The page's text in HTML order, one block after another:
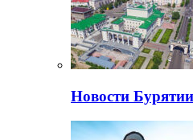
Новости